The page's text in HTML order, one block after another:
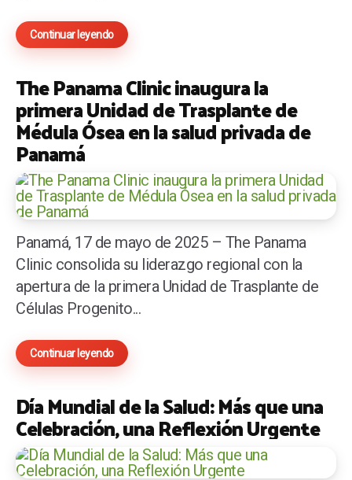
Continuar leyendo
The Panama Clinic inaugura la
primera Unidad de Trasplante de
Médula Ósea en la salud privada de
Panamá
Panamá, 17 de mayo de 2025 – The Panama
Clinic consolida su liderazgo regional con la
apertura de la primera Unidad de Trasplante de
Células Progenito...
Continuar leyendo
Día Mundial de la Salud: Más que una
Celebración, una Reflexión Urgente